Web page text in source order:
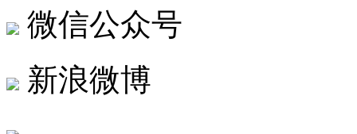
微信公众号
新浪微博